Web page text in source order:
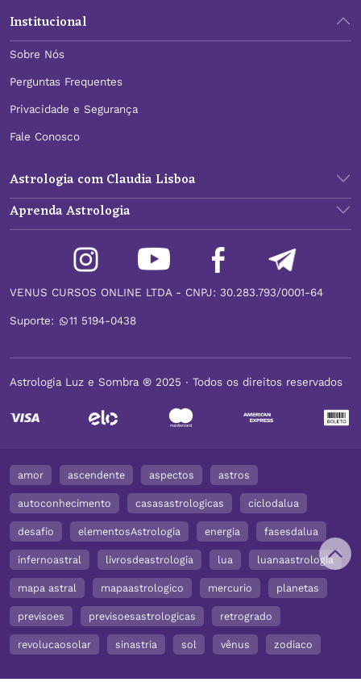
Institucional
Sobre Nós
Perguntas Frequentes
Privacidade e Segurança
Fale Conosco
Astrologia com Claudia Lisboa
Aprenda Astrologia
VENUS CURSOS ONLINE LTDA - CNPJ: 30.283.793/0001-64
Suporte: 11 5194-0438
Astrologia Luz e Sombra ® 2025 ∙ Todos os direitos reservados
amor ascendente aspectos astros
autoconhecimento casasastrologicas ciclodalua
desafio elementosAstrologia energia fasesdalua
infernoastral livrosdeastrologia lua luanaastrologia
mapa astral mapaastrologico mercurio planetas
previsoes previsoesastrologicas retrogrado
revolucaosolar sinastria sol vênus zodiaco